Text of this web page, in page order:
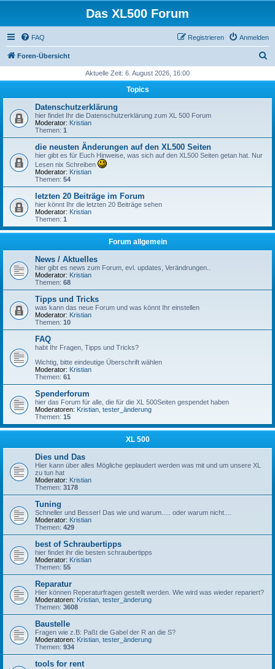
Das XL500 Forum
FAQ Anmelden
Registrieren
Foren-Übersicht
h
Aktuelle Zeit: 6. August 2026, 16:00
Topics
Datenschutzerklärung
hier findet Ihr die Datenschutzerklärung zum XL 500 Forum
Moderator: Kristian
Themen: 1
die neusten Änderungen auf den XL500 Seiten
hier gibt es für Euch Hinweise, was sich auf den XL500 Seiten getan hat. Nur
Lesen nix Schreiben
Moderator: Kristian
Themen: 54
letzten 20 Beiträge im Forum
hier könnt Ihr die letzten 20 Beiträge sehen
Moderator: Kristian
Themen: 1
Forum allgemein
News / Aktuelles
hier gibt es news zum Forum, evl. updates, Verändrungen..
Moderator: Kristian
Themen: 68
Tipps und Tricks
was kann das neue Forum und was könnt Ihr einstellen
Moderator: Kristian
Themen: 10
FAQ
habt Ihr Fragen, Tipps und Tricks?
Wichtig, bitte eindeutige Überschrift wählen
Moderator: Kristian
Themen: 61
Spenderforum
hier das Forum für alle, die für die XL 500Seiten gespendet haben
Moderatoren: Kristian tester_änderung
Themen: 15
XL 500
Dies und Das
Hier kann über alles Mögliche geplaudert werden was mit und um unsere XL
zu tun hat
Moderator: Kristian
Themen: 3178
Tuning
Schneller und Besser! Das wie und warum..... oder warum nicht....
Moderator: Kristian
Themen: 429
best of Schraubertipps
hier findet ihr die besten schraubertipps
Moderator: Kristian
Themen: 55
Reparatur
Hier können Reperaturfragen gestellt werden. Wie wird was wieder repariert?
Moderatoren: Kristian tester_änderung
Themen: 3608
Baustelle
Fragen wie z.B: Paßt die Gabel der R an die S?
Moderatoren: Kristian tester_änderung
Themen: 934
tools for rent